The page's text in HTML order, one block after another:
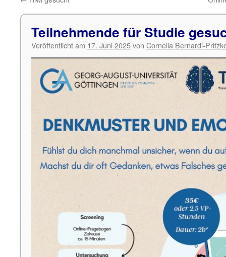
Teilnehmende für Studie
Veröffentlicht am 17. Juni 2025von Cornelia Bernardi-